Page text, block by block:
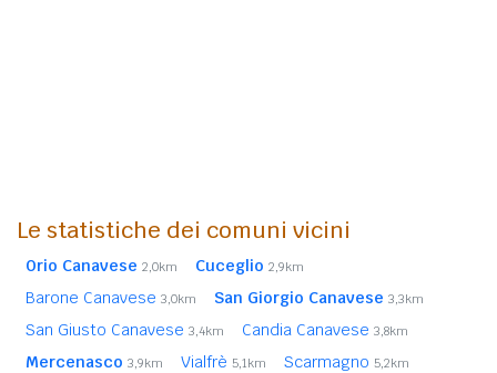
Le statistiche dei comuni vicini
Orio Canavese 2,0km Cuceglio 2,9km
Barone Canavese 3,0km San Giorgio Canavese 3,3km
San Giusto Canavese 3,4km Candia Canavese 3,8km
Mercenasco 3,9km Vialfrè 5,1km Scarmagno 5,2km